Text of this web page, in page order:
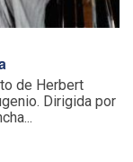
de Herbert
Dirigida por